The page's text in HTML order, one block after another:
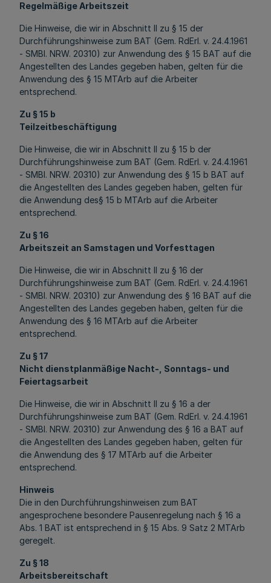
Regelmäßige Arbeitszeit
Die Hinweise, die wir in Abschnitt II zu § 15 der
Durchführungshinweise zum BAT (Gem. RdErl. v. 24.4.1961
- SMBl. NRW. 20310) zur Anwendung des § 15 BAT auf die
Angestellten des Landes gegeben haben, gelten für die
Anwendung des § 15 MTArb auf die Arbeiter
entsprechend.
Zu § 15 b
Teilzeitbeschäftigung
Die Hinweise, die wir in Abschnitt II zu § 15 b der
Durchführungshinweise zum BAT (Gem. RdErl. v. 24.4.1961
- SMBl. NRW. 20310) zur Anwendung des § 15 b BAT auf
die Angestellten des Landes gegeben haben, gelten für
die Anwendung des§ 15 b MTArb auf die Arbeiter
entsprechend.
Zu § 16
Arbeitszeit an Samstagen und Vorfesttagen
Die Hinweise, die wir in Abschnitt II zu § 16 der
Durchführungshinweise zum BAT (Gem. RdErl. v. 24.4.1961
- SMBl. NRW. 20310) zur Anwendung des § 16 BAT auf die
Angestellten des Landes gegeben haben, gelten für die
Anwendung des § 16 MTArb auf die Arbeiter
entsprechend.
Zu § 17
Nicht dienstplanmäßige Nacht-, Sonntags- und
Feiertagsarbeit
Die Hinweise, die wir in Abschnitt II zu § 16 a der
Durchführungshinweise zum BAT (Gem. RdErl. v. 24.4.1961
- SMBl. NRW. 20310) zur Anwendung des § 16 a BAT auf
die Angestellten des Landes gegeben haben, gelten für
die Anwendung des § 17 MTArb auf die Arbeiter
entsprechend.
Hinweis
Die in den Durchführungshinweisen zum BAT
angesprochene besondere Pausenregelung nach § 16 a
Abs. 1 BAT ist entsprechend in § 15 Abs. 9 Satz 2 MTArb
geregelt.
Zu § 18
Arbeitsbereitschaft